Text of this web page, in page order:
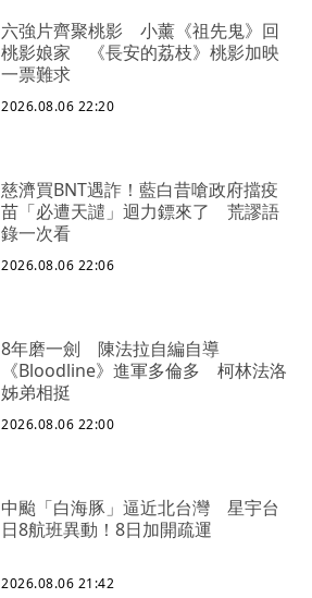
六強片齊聚桃影 小薰《祖先鬼》回
桃影娘家 《長安的荔枝》桃影加映
一票難求
2026.08.06 22:20
慈濟買BNT遇詐！藍白昔嗆政府擋疫
苗「必遭天譴」迴力鏢來了 荒謬語
錄一次看
2026.08.06 22:06
8年磨一劍 陳法拉自編自導
《Bloodline》進軍多倫多 柯林法洛
姊弟相挺
2026.08.06 22:00
中颱「白海豚」逼近北台灣 星宇台
日8航班異動！8日加開疏運
2026.08.06 21:42